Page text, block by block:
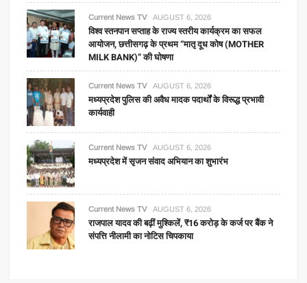
Current News TV AUGUST 6, 2026
विश्व स्तनपान सप्ताह के राज्य स्तरीय कार्यक्रम का सफल
आयोजन, छत्तीसगढ़ के प्रथम “मातृ दूध कोष (MOTHER
MILK BANK)” की घोषणा
Current News TV AUGUST 6, 2026
मध्यप्रदेश पुलिस की अवैध मादक पदार्थों के विरूद्ध प्रभावी
कार्यवाही
Current News TV AUGUST 6, 2026
मध्यप्रदेश में सृजन संवाद अभियान का शुभारंभ
Current News TV AUGUST 6, 2026
राजपाल यादव की बढ़ीं मुश्किलें, ₹16 करोड़ के कर्ज पर बैंक ने
संपत्ति नीलामी का नोटिस चिपकाया